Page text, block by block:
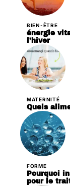
BIEN-ÊTRE
énergie
l’hiver
MATERNITÉ
Quels
FORME
Pourquoi
pour le